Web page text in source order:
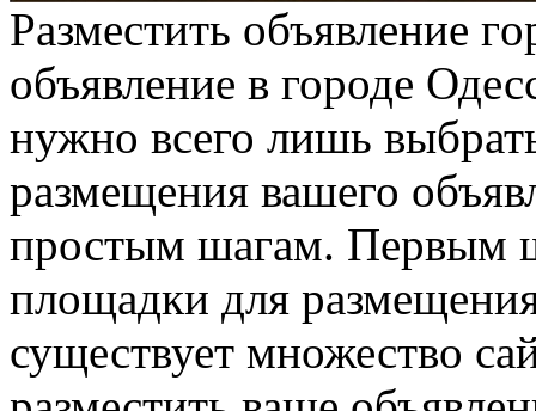
Рaзмeстить oбъявлeниe
объявление в городе
нужно всего лишь
размещения вашего
простым шагам. Первым
площадки для
существует множество